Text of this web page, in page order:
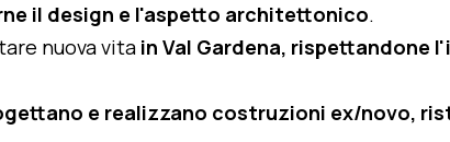
il design e l'aspetto architettonico.
nuova vita in Val Gardena, rispettandone
e realizzano costruzioni ex/novo,